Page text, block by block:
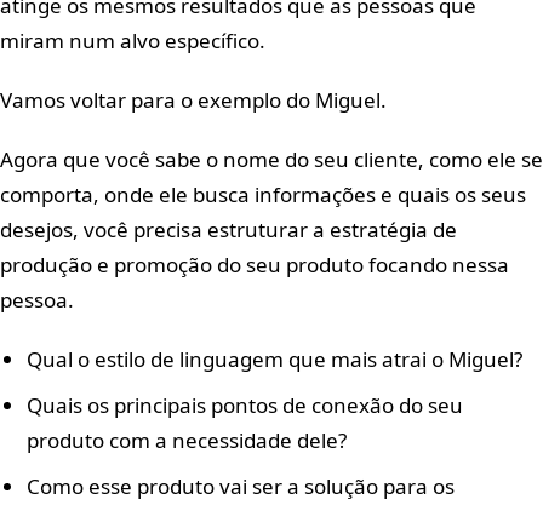
miram num alvo específico.
Vamos voltar para o exemplo do Miguel.
Agora que você sabe o nome do seu cliente, como ele se
comporta, onde ele busca informações e quais os seus
desejos, você precisa estruturar a estratégia de
produção e promoção do seu produto focando nessa
pessoa.
Qual o estilo de linguagem que mais atrai o Miguel?
Quais os principais pontos de conexão do seu
produto com a necessidade dele?
Como esse produto vai ser a solução para os